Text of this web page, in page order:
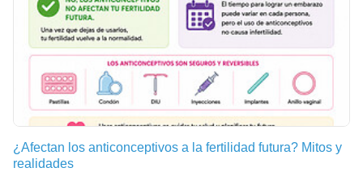
¿Afectan los anticonceptivos a la fertilidad futura? Mitos y
realidades